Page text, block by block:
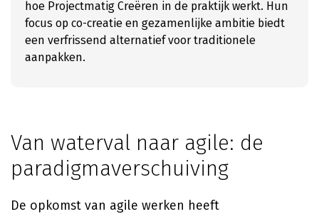
hoe Projectmatig Creëren in de praktijk werkt. Hun
focus op co-creatie en gezamenlijke ambitie biedt
een verfrissend alternatief voor traditionele
aanpakken.
Van waterval naar agile: de
paradigmaverschuiving
De opkomst van agile werken heeft